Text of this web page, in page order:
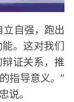
自强，跑出
。这对我们
证关系，推
指导意义。”
说。